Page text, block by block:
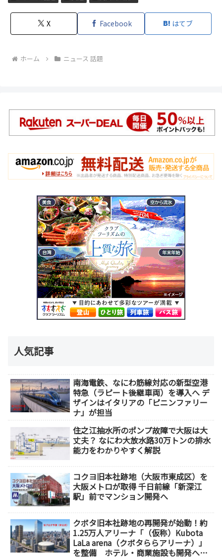
X Facebook はてブ
ホーム ニュース 話題
人気記事
南海電鉄、なにわ筋線対応の新型空港
特急（ラピート後継車両）を導入へ デ
ザインはイタリアの「ピニンファリー
ナ」が担当
住之江抽水所のポンプ故障で大阪は大
丈夫？ なにわ大放水路30万トンの排水
能力をわかりやすく解説
コクヨ旧本社跡地（大阪市東成区）を
大阪メトロが取得 千日前線「新深江
駅」前でマンション開発へ
クボタ旧本社跡地の再開発が始動！約
1.25万人アリーナ「（仮称）Kubota
LaLa arena（クボタららアリーナ）」
を整備 ホテル・商業施設も開発へ